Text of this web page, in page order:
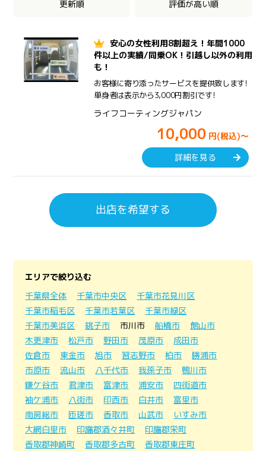
更新順 評価が高い順
安心の女性利用8割超え！年間1000
件以上の実績/同乗OK！引越し以外の利用
も！
お客様に寄り添ったサービスを提供致します!
単身者は表示から3,000円割引です!
ライフコーティングジャパン
10,000 円(税込)～
詳細を見る
出店を希望する
エリアで絞り込む
千葉県全体
千葉市中央区
千葉市花見川区
千葉市稲毛区
千葉市若葉区
千葉市緑区
千葉市美浜区
銚子市 市川市 船橋市
館山市
木更津市
松戸市 野田市 茂原市
成田市
佐倉市
東金市 旭市 習志野市 柏市
勝浦市
市原市
流山市 八千代市 我孫子市
鴨川市
鎌ケ谷市
君津市 富津市 浦安市
四街道市
袖ケ浦市
八街市 印西市 白井市
富里市
南房総市
匝瑳市 香取市 山武市
いすみ市
大網白里市
印旛郡酒々井町
印旛郡栄町
香取郡神崎町
香取郡多古町
香取郡東庄町